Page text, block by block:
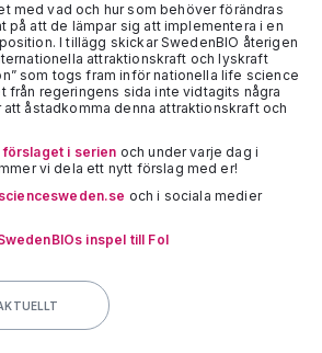
med vad och hur som behöver förändras
på att de lämpar sig att implementera i en
I tillägg skickar SwedenBIO återigen
attraktionskraft och lyskraft
som togs fram inför nationella life science
från regeringens sida inte vidtagits några
åstadkomma denna attraktionskraft och
i serien och under varje dag i
vi dela ett nytt förslag med er!
och i sociala medier
inspel till FoI